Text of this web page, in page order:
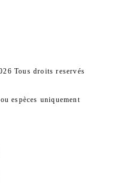
Tous droits reservés
espèces uniquement